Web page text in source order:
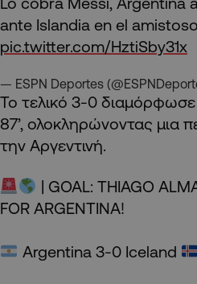
ante Islandia en el
pic.twitter.com/HztiSby31x
— ESPN Deportes
Το τελικό 3-0
87’, ολοκληρώνοντας μια
την Αργεντινή.
| GOAL: THIAGO
FOR ARGENTINA!
Argentina 3-0 Iceland